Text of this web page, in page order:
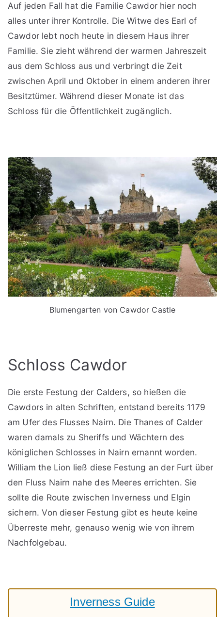
Auf jeden Fall hat die Familie Cawdor hier noch
alles unter ihrer Kontrolle. Die Witwe des Earl of
Cawdor lebt noch heute in diesem Haus ihrer
Familie. Sie zieht während der warmen Jahreszeit
aus dem Schloss aus und verbringt die Zeit
zwischen April und Oktober in einem anderen ihrer
Besitztümer. Während dieser Monate ist das
Schloss für die Öffentlichkeit zugänglich.
Blumengarten von Cawdor Castle
Schloss Cawdor
Die erste Festung der Calders, so hießen die
Cawdors in alten Schriften, entstand bereits 1179
am Ufer des Flusses Nairn. Die Thanes of Calder
waren damals zu Sheriffs und Wächtern des
königlichen Schlosses in Nairn ernannt worden.
William the Lion ließ diese Festung an der Furt über
den Fluss Nairn nahe des Meeres errichten. Sie
sollte die Route zwischen Inverness und Elgin
sichern. Von dieser Festung gibt es heute keine
Überreste mehr, genauso wenig wie von ihrem
Nachfolgebau.
Inverness Guide